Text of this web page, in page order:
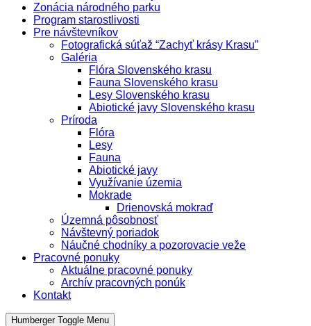
Zonácia národného parku
Program starostlivosti
Pre návštevníkov
Fotografická súťaž “Zachyť krásy Krasu”
Galéria
Flóra Slovenského krasu
Fauna Slovenského krasu
Lesy Slovenského krasu
Abiotické javy Slovenského krasu
Príroda
Flóra
Lesy
Fauna
Abiotické javy
Využívanie územia
Mokrade
Drienovská mokraď
Územná pôsobnosť
Návštevný poriadok
Náučné chodníky a pozorovacie veže
Pracovné ponuky
Aktuálne pracovné ponuky
Archív pracovných ponúk
Kontakt
Humberger Toggle Menu